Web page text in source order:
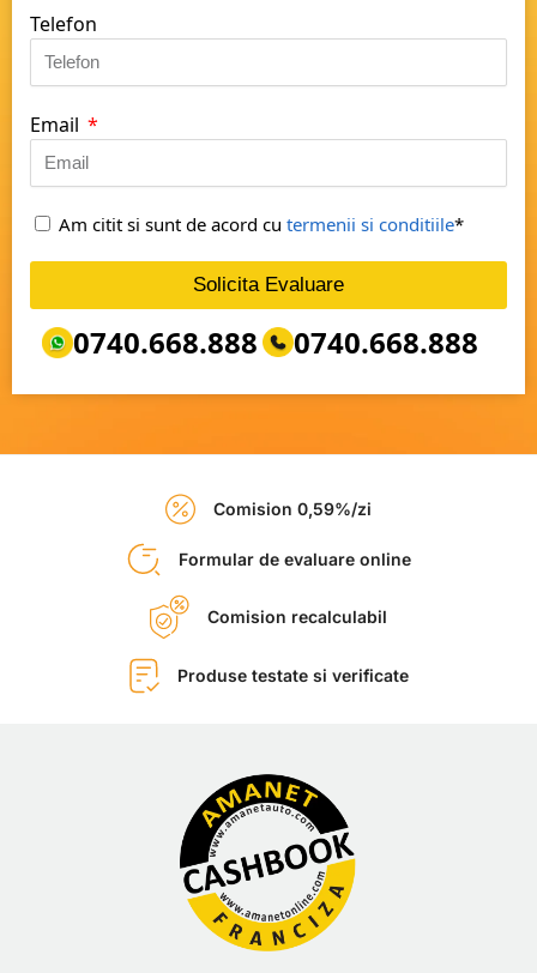
Telefon
Email
Am citit si sunt de acord cu termenii si conditiile*
Solicita Evaluare
0740.668.888 0740.668.888
Comision 0,59%/zi
Formular de evaluare online
Comision recalculabil
Produse testate si verificate